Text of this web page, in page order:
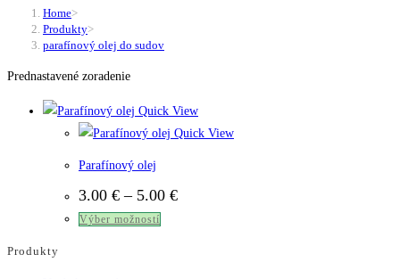
Home>
Produkty>
parafínový olej do sudov
Prednastavené zoradenie
Quick View
Quick View
Parafínový olej
3.00 € – 5.00 €Price
Výber možností
Produkty